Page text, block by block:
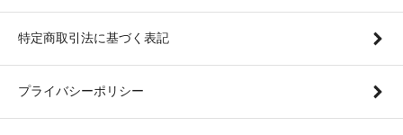
特定商取引法に基づく表記
プライバシーポリシー